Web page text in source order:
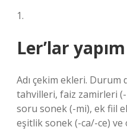
1.
Ler’lar
Adı çekim ekleri.
tahvilleri, faiz zamirleri
soru sonek (-mi), ek fiil
eşitlik sonek (-ca/-ce)